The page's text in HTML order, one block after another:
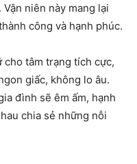
niên này mang lại
công và hạnh phúc.
cho tâm trạng tích cực,
giấc, không lo âu.
đình sẽ êm ấm, hạnh
chia sẻ những nỗi